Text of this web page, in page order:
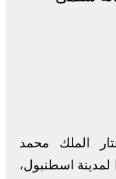
الملك محمد
لمدينة اسطنبول،